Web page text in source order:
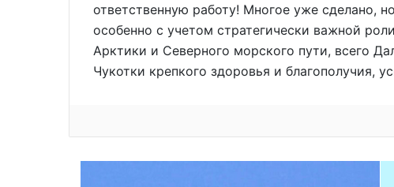
ответственную работу! Многое уже сделано,
особенно с учетом стратегически важной
Арктики и Северного морского пути, всего
Чукотки крепкого здоровья и благополучия,